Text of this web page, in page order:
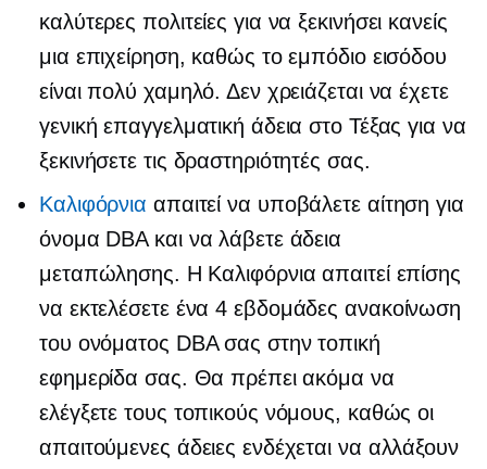
καλύτερες πολιτείες για να ξεκινήσει κανείς
μια επιχείρηση, καθώς το εμπόδιο εισόδου
είναι πολύ χαμηλό. Δεν χρειάζεται να έχετε
γενική επαγγελματική άδεια στο Τέξας για να
ξεκινήσετε τις δραστηριότητές σας.
Καλιφόρνια απαιτεί να υποβάλετε αίτηση για
όνομα DBA και να λάβετε άδεια
μεταπώλησης. Η Καλιφόρνια απαιτεί επίσης
να εκτελέσετε ένα4 εβδομάδες ανακοίνωση
του ονόματος DBA σας στην τοπική
εφημερίδα σας. Θα πρέπει ακόμα να
ελέγξετε τους τοπικούς νόμους, καθώς οι
απαιτούμενες άδειες ενδέχεται να αλλάξουν